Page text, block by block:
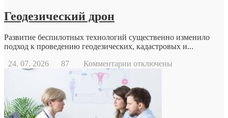
Геодезический дрон
Развитие беспилотных технологий существенно изменило
подход к проведению геодезических, кадастровых и...
24. 07. 2026
87 Комментарии к
дрон
отключены